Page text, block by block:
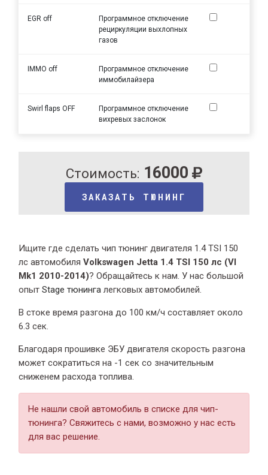
EGR off
Программное отключение
рециркуляции выхлопных
газов
IMMO off
Программное отключение
иммобилайзера
Swirl flaps OFF
Программное отключение
вихревых заслонок
Стоимость: 16000
ЗАКАЗАТЬ ТЮНИНГ
Ищите где сделать чип тюнинг двигателя 1.4 TSI 150
лс автомобиляVolkswagen Jetta 1.4 TSI 150 лс (VI
Mk1 2010-2014)? Обращайтесь к нам. У нас большой
опытStage тюнинга легковых автомобилей.
В стоке время разгонадо 100 км/ч составляет около
6.3 сек.
Благодаря прошивке ЭБУ двигателя скорость разгона
может сократиться на -1 сек со значительным
сниженем расхода топлива.
Не нашли свой автомобиль в списке для чип-
тюнинга? Свяжитесь с нами, возможно у нас есть
для вас решение.